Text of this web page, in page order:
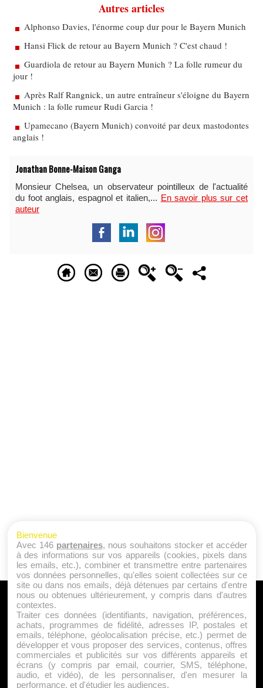
Autres articles
Alphonso Davies, l'énorme coup dur pour le Bayern Munich
Hansi Flick de retour au Bayern Munich ? C'est chaud !
Guardiola de retour au Bayern Munich ? La folle rumeur du
jour !
Après Ralf Rangnick, un autre entraîneur s'éloigne du Bayern
Munich : la folle rumeur Rudi Garcia !
Upamecano (Bayern Munich) convoité par deux mastodontes
anglais !
Jonathan Bonne-Maison Ganga
Monsieur Chelsea, un observateur pointilleux de l'actualité
du foot anglais, espagnol et italien,... En savoir plus sur cet
auteur
A PROPOS
Qui sommes nous ?
Mentions Légales
Publicité
Politique de Cookies
Contact
Bienvenue
Avec 146 partenaires, nous souhaitons stocker et accéder
à des informations sur vos appareils (cookies, pixels dans
les emails, etc.), combiner et transmettre entre partenaires
vos données personnelles, qu'elles soient collectées sur ce
site ou dans nos emails, déjà détenues par certains d'entre
nous ou obtenues ultérieurement, y compris dans d'autres
contextes.
Traiter ces données (identifiants, navigation, préférences,
achats, programmes de fidélité, adresses IP, postales et
emails, téléphone, géolocalisation précise, etc.) permet de
développer et vous proposer des services, contenus, offres
commerciales et publicités sur vos différents appareils et
écrans (y compris par email, courrier, SMS, téléphone,
audio, et vidéo), de les personnaliser, d'en mesurer la
performance, et d'étudier les audiences.